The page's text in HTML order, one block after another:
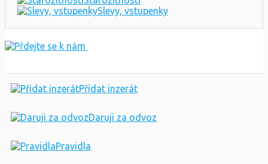
Slevy, vstupenky
Přidat inzerát
Daruji za odvoz
Pravidla